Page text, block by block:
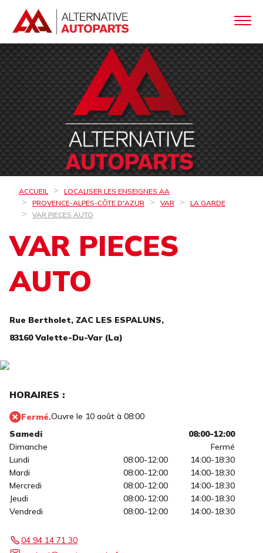
ACCUEIL
LOCALISER LES ENSEIGNES AA
PROVENCE-ALPES-CÔTE D'AZUR
VAR
LA GARDE
VAR PIECES AUTO
VAR PIECES
AUTO
Rue Bertholet, ZAC LES ESPALUNS,
83160 Valette-Du-Var (La)
HORAIRES :
Fermé.Ouvre le 10 août à 08:00
Samedi
08:00-12:00
Dimanche
Fermé
Lundi
08:00-12:00
14:00-18:30
Mardi
08:00-12:00
14:00-18:30
Mercredi
08:00-12:00
14:00-18:30
Jeudi
08:00-12:00
14:00-18:30
Vendredi
08:00-12:00 14:00-18:30
04 94 14 71 30